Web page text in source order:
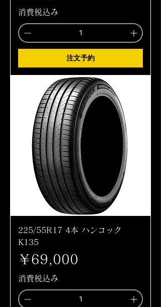
消費税込み
注文予約
225/55R17 4本 ハンコック
K135
価格
￥69,000
消費税込み